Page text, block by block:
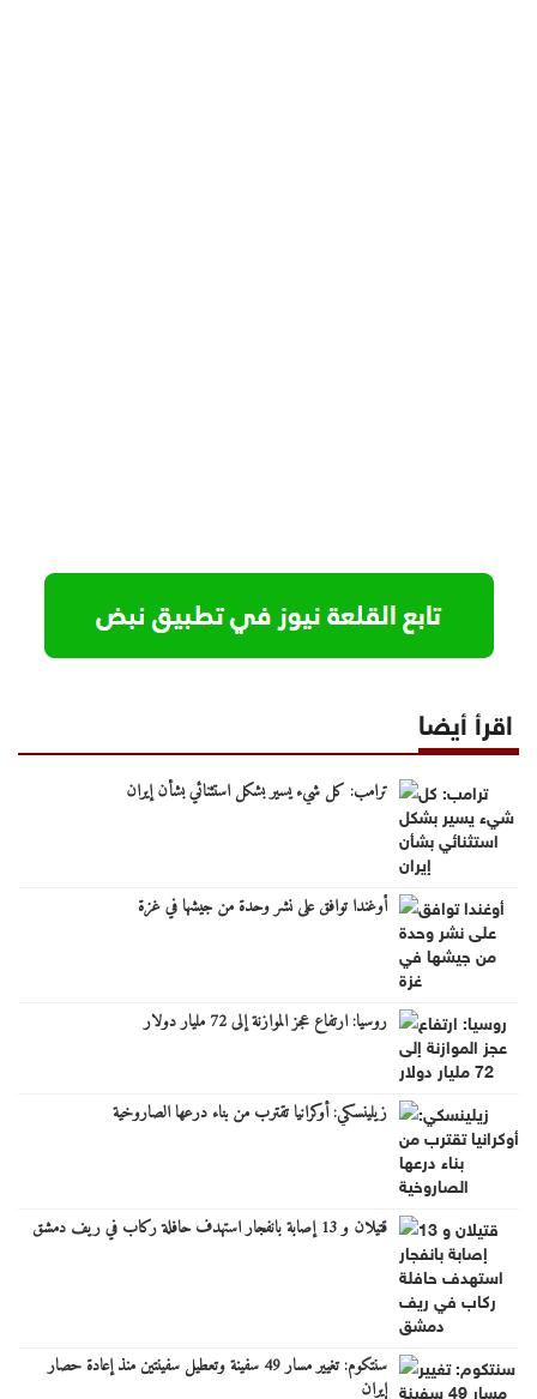
اقرأ أيضا
ترامب: كل شيء يسير بشكل استثنائي بشأن إيران
أوغندا توافق على نشر وحدة من جيشها في غزة
روسيا: ارتفاع عجز الموازنة إلى 72 مليار دولار
زيلينسكي: أوكرانيا تقترب من بناء درعها الصاروخية
قتيلان و 13 إصابة بانفجار استهدف حافلة ركاب في ريف دمشق
سنتكوم: تغيير مسار 49 سفينة وتعطيل سفينتين منذ إعادة حصار
إيران